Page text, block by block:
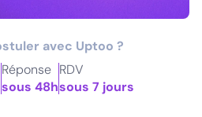
avec Uptoo ?
Réponse
sous 48h
RDV
sous 7 jours